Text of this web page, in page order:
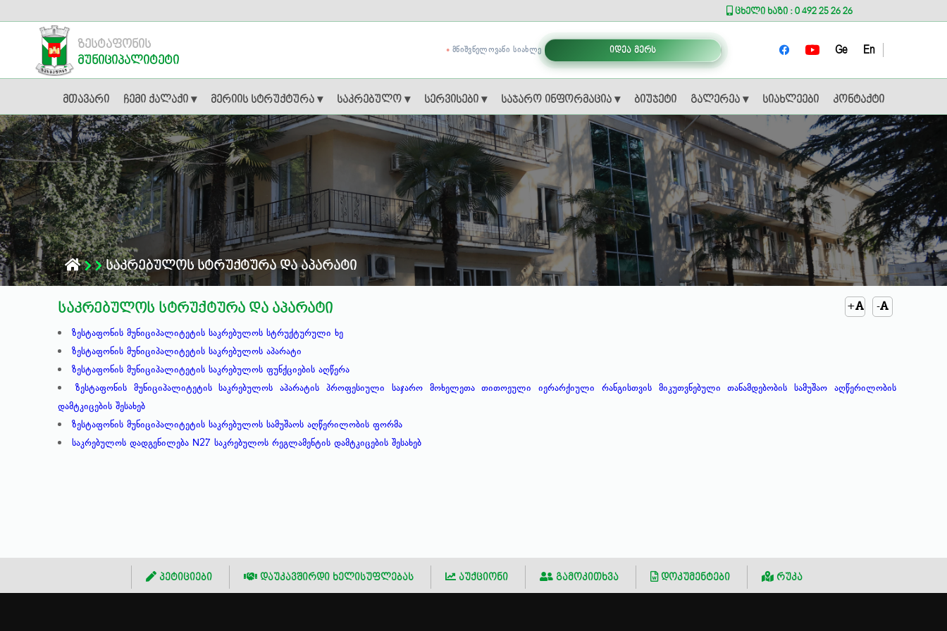
ცხელი ხაზი : 0 492 25 26 26
ზესტაფონის
მუნიციპალიტეტი
მთავარი ჩემი ქალაქი ▾ მერიის სტრუქტურა ▾ საკრებულო ▾ სერვისები ▾ საჯარო ინფორმაცია ▾ ბიუჯეტი გალერეა ▾ სიახლეები კონტაქტი
ᲛᲜᲘᲨᲕᲜᲔᲚᲝᲕᲐᲜᲘ ᲡᲘᲐᲮᲚᲔ იდეა მერს Ge En
საკრებულოს სტრუქტურა და აპარატი
-
+
საკრებულოს სტრუქტურა და აპარატი
ზესტაფონის მუნიციპალიტეტის საკრებულოს სტრუქტურული ხე
ზესტაფონის მუნიციპალიტეტის საკრებულოს აპარატი
ზესტაფონის მუნიციპალიტეტის საკრებულოს ფუნქციების აღწერა
ზესტაფონის მუნიციპალიტეტის საკრებულოს აპარატის პროფესიული საჯარო მოხელეთა თითოეული იერარქიული რანგისთვის მიკუთვნებული თანამდებობის სამუშაო აღწერილობის
დამტკიცების შესახებ
ზესტაფონის მუნიციპალიტეტის საკრებულოს სამუშაოს აღწერილობის ფორმა
საკრებულოს დადგენილება N27 საკრებულოს რეგლამენტის დამტკიცების შესახებ
პეტიციები დაუკავშირდი ხელისუფლებას აუქციონი გამოკითხვა დოკუმენტები რუკა